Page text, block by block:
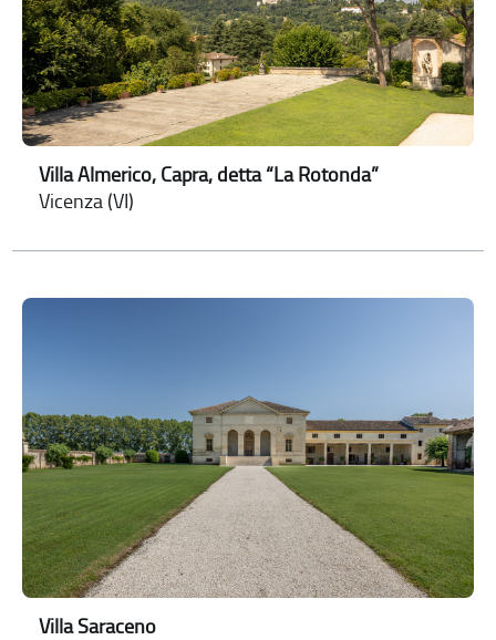
Villa Almerico, Capra, detta “La Rotonda”
Vicenza (VI)
Villa Saraceno